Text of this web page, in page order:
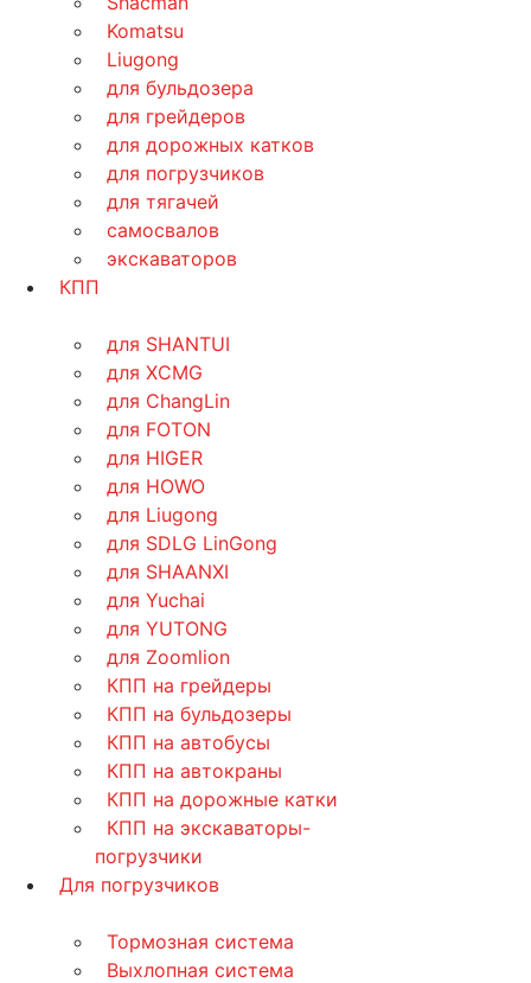
Komatsu
Liugong
для бульдозера
для грейдеров
для дорожных катков
для погрузчиков
для тягачей
самосвалов
экскаваторов
КПП
для SHANTUI
для XCMG
для ChangLin
для FOTON
для HIGER
для HOWO
для Liugong
для SDLG LinGong
для SHAANXI
для Yuchai
для YUTONG
для Zoomlion
КПП на грейдеры
КПП на бульдозеры
КПП на автобусы
КПП на автокраны
КПП на дорожные катки
КПП на экскаваторы-
погрузчики
Для погрузчиков
Тормозная система
Выхлопная система